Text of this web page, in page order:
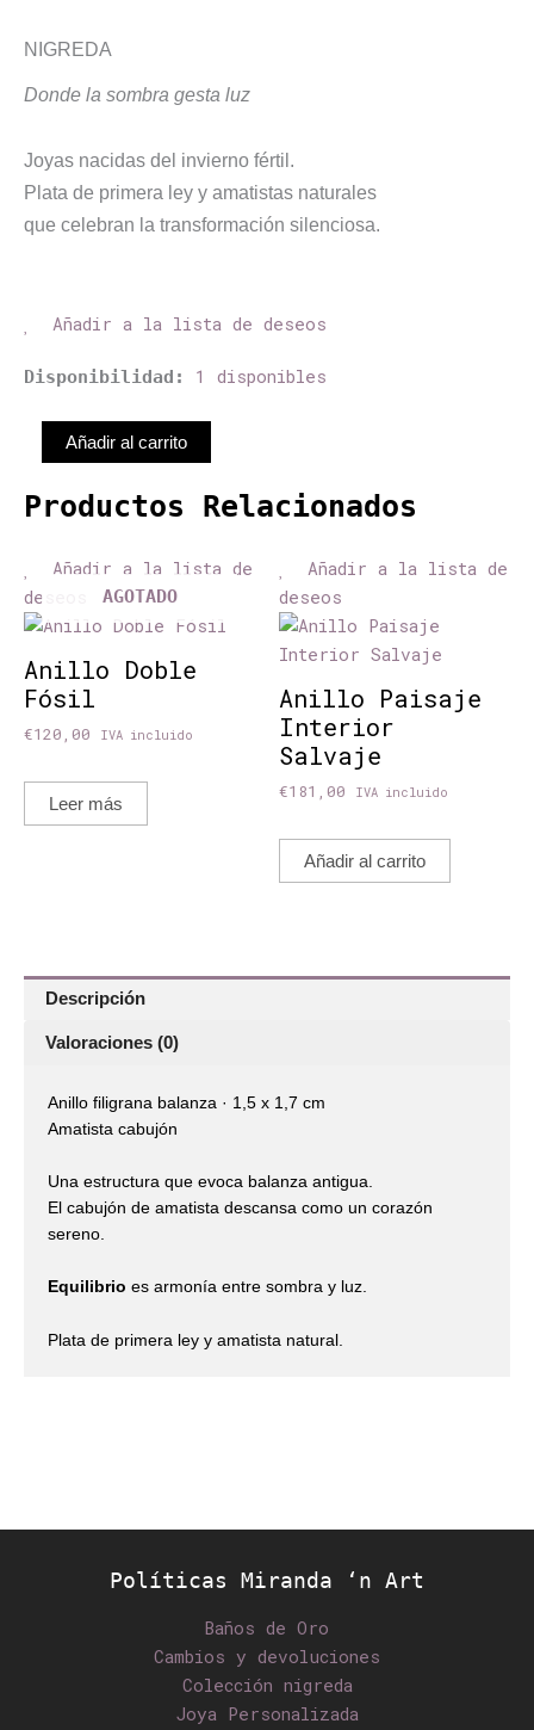
NIGREDA
Donde la sombra gesta luz
Joyas nacidas del invierno fértil.
Plata de primera ley y amatistas naturales
que celebran la transformación silenciosa.
Añadir a la lista de deseos
Disponibilidad: 1 disponibles
Equilibrio
Añadir al carrito
Descripción
Valoraciones (0)
Anillo filigrana balanza · 1,5 x 1,7 cm
Amatista cabujón
Una estructura que evoca balanza antigua.
El cabujón de amatista descansa como un corazón
sereno.
Equilibrio es armonía entre sombra y luz.
Plata de primera ley y amatista natural.
Productos Relacionados
Añadir a la lista de
deseos
AGOTADO
Anillo Doble
Fósil
€120,00 IVA incluido
Leer más
Añadir a la lista de
deseos
Anillo Paisaje
Interior
Salvaje
€181,00 IVA incluido
Añadir al carrito
Políticas Miranda ‘n Art
Baños de Oro
Cambios y devoluciones
Colección nigreda
Joya Personalizada